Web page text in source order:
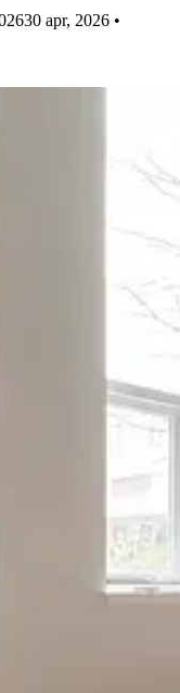
30 apr, 2026 •